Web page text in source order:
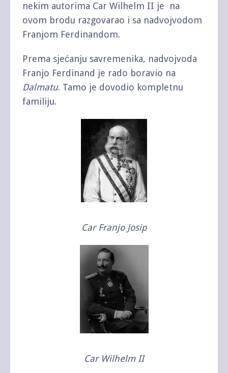
nekim autorima Car Wilhelm II je na
ovom brodu razgovarao i sa nadvojvodom
Franjom Ferdinandom.
Prema sjećanju savremenika, nadvojvoda
Franjo Ferdinand je rado boravio na
Dalmatu. Tamo je dovodio kompletnu
familiju.
Car Franjo Josip
Car Wilhelm II